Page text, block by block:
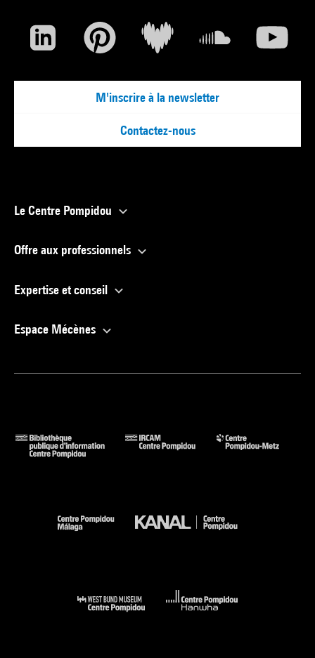
M'inscrire à la newsletter
Contactez-nous
Le Centre Pompidou
Offre aux professionnels
Expertise et conseil
Espace Mécènes